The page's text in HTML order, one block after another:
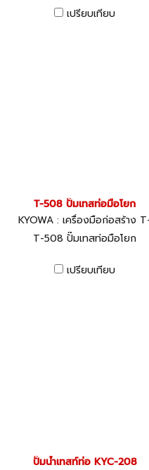
เปรียบเทียบ
T-508 ปั๊มเทสท่อมือโยก
KYOWA : เครื่องมือก่อสร้าง
508
T-508 ปั๊มเทสท่อมือโยก
เปรียบเทียบ
ปั๊มน้ำเทสท์ท่อ KYC-208